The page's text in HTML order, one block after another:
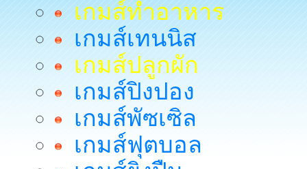
เกมส์ทำอาหาร
เกมส์เทนนิส
เกมส์ปลูกผัก
เกมส์ปิงปอง
เกมส์พัซเซิล
เกมส์ฟุตบอล